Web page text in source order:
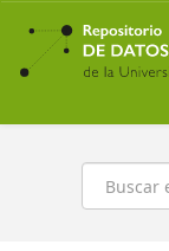
Ir
contenido
principal
Buscar